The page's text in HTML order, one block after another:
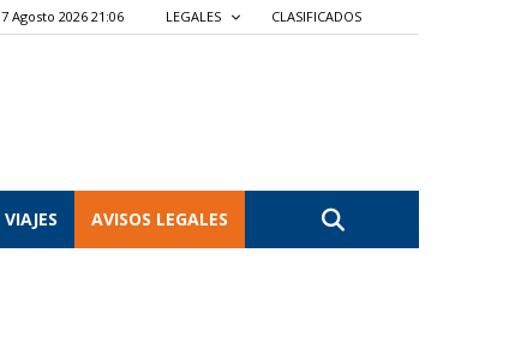
7 Agosto 2026 21:06 LEGALES CLASIFICADOS
VIAJES AVISOS LEGALES